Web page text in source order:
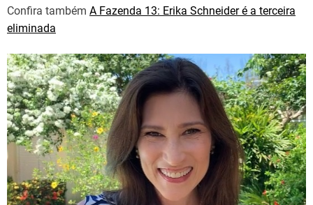
Confira também A Fazenda 13: Erika Schneider é a terceira
eliminada